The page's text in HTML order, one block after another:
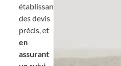
établissant
des devis
précis, et
en
assurant